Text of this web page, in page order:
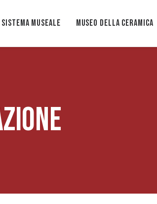
Sistema museale MUSEO DELLA CERAMICA